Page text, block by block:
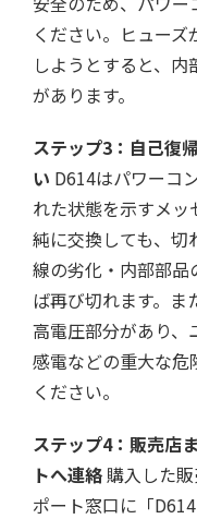
ください。ヒュー
しようとすると、
があります。
ステップ3：自己復
い D614はパワーコ
れた状態を示すメッ
純に交換しても、
線の劣化・内部部
ば再び切れます。ま
高電圧部分があり、
感電などの重大な
ください。
ステップ4：販売店
トへ連絡購入した
ポート窓口に「